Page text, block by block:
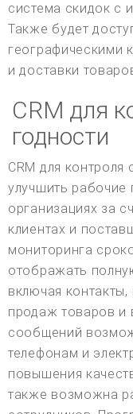
система скидок с
Также будет
географическими
и доставки
CRM для
годности
CRM для
улучшить рабочие
организациях за
клиентах и
мониторинга
отображать
включая
продаж товаров и
сообщений
телефонам и
повышения
также возможна